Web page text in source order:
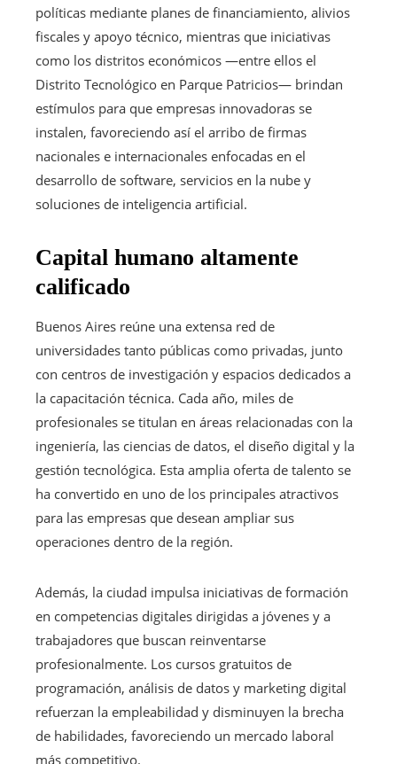
políticas mediante planes de financiamiento, alivios
fiscales y apoyo técnico, mientras que iniciativas
como los distritos económicos —entre ellos el
Distrito Tecnológico en Parque Patricios— brindan
estímulos para que empresas innovadoras se
instalen, favoreciendo así el arribo de firmas
nacionales e internacionales enfocadas en el
desarrollo de software, servicios en la nube y
soluciones de inteligencia artificial.
Capital humano altamente
calificado
Buenos Aires reúne una extensa red de
universidades tanto públicas como privadas, junto
con centros de investigación y espacios dedicados a
la capacitación técnica. Cada año, miles de
profesionales se titulan en áreas relacionadas con la
ingeniería, las ciencias de datos, el diseño digital y la
gestión tecnológica. Esta amplia oferta de talento se
ha convertido en uno de los principales atractivos
para las empresas que desean ampliar sus
operaciones dentro de la región.
Además, la ciudad impulsa iniciativas de formación
en competencias digitales dirigidas a jóvenes y a
trabajadores que buscan reinventarse
profesionalmente. Los cursos gratuitos de
programación, análisis de datos y marketing digital
refuerzan la empleabilidad y disminuyen la brecha
de habilidades, favoreciendo un mercado laboral
más competitivo.